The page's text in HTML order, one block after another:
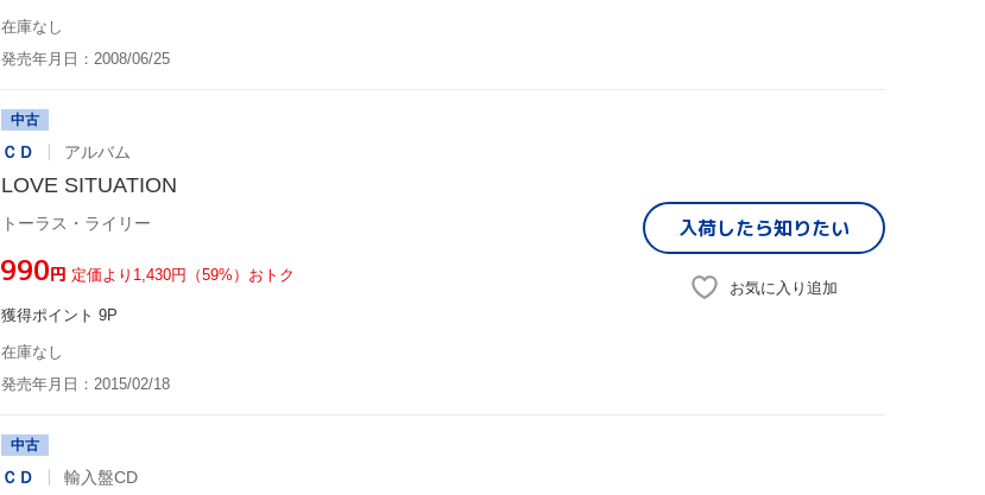
在庫なし
発売年月日：2008/06/25
中古
ＣＤ アルバム
LOVE SITUATION
トーラス・ライリー
¥990円 定価より1,430円（59%）おトク
獲得ポイント 9P
在庫なし
発売年月日：2015/02/18
入荷したら知りたい
お気に入り追加
中古
ＣＤ 輸入盤CD